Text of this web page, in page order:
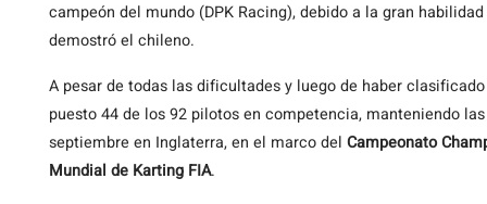
campeón del mundo (DPK Racing), debido a la gran
demostró el chileno.
A pesar de todas las dificultades y luego de haber
puesto 44 de los 92 pilotos en competencia, manteniendo
septiembre en Inglaterra, en el marco del Campeonato
Mundial de Karting FIA.